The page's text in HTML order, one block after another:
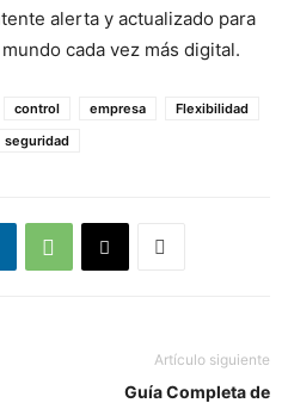
alerta y actualizado para
cada vez más digital.
control empresa
Flexibilidad
seguridad
Artículo siguiente
Guía Completa de